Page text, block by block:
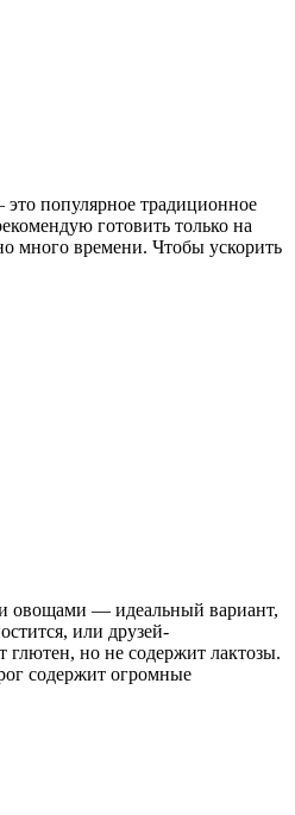
популярное традиционное
готовить только на
много времени. Чтобы ускорить
овощами — идеальный вариант,
или друзей-
глютен, но не содержит лактозы.
содержит огромные